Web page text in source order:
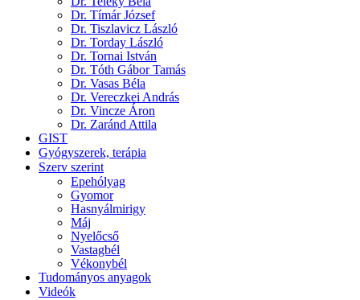
Dr. Tímár József
Dr. Tiszlavicz László
Dr. Torday László
Dr. Tornai István
Dr. Tóth Gábor Tamás
Dr. Vasas Béla
Dr. Vereczkei András
Dr. Vincze Áron
Dr. Zaránd Attila
GIST
Gyógyszerek, terápia
Szerv szerint
Epehólyag
Gyomor
Hasnyálmirigy
Máj
Nyelőcső
Vastagbél
Vékonybél
Tudományos anyagok
Videók